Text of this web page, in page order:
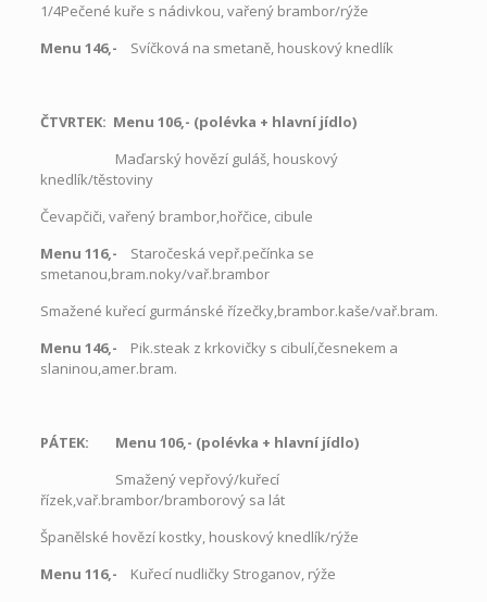
1/4Pečené kuře s nádivkou, vařený brambor/rýže
Menu 146,- Svíčková na smetaně, houskový knedlík
ČTVRTEK: Menu 106,- (polévka + hlavní jídlo)
Maďarský hovězí guláš, houskový
knedlík/těstoviny
Čevapčiči, vařený brambor,hořčice, cibule
Menu 116,- Staročeská vepř.pečínka se
smetanou,bram.noky/vař.brambor
Smažené kuřecí gurmánské řízečky,brambor.kaše/vař.bram.
Menu 146,- Pik.steak z krkovičky s cibulí,česnekem a
slaninou,amer.bram.
PÁTEK: Menu 106,- (polévka + hlavní jídlo)
Smažený vepřový/kuřecí
řízek,vař.brambor/bramborový sa lát
Španělské hovězí kostky, houskový knedlík/rýže
Menu 116,- Kuřecí nudličky Stroganov, rýže